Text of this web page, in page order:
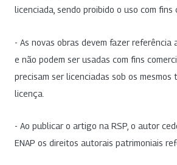
licenciada, sendo proibido o uso com fins
- As novas obras devem fazer referência
e não podem ser usadas com fins
precisam ser licenciadas sob os mesmos
licença.
- Ao publicar o artigo na RSP, o autor
ENAP os direitos autorais patrimoniais